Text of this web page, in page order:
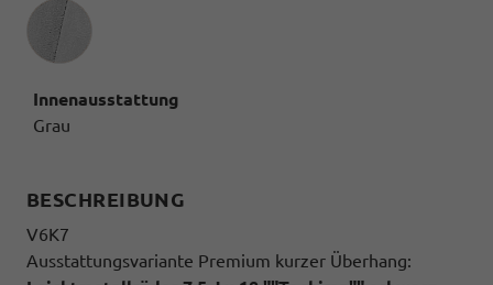
Innenausstattung
Innenausstattung
Grau
BESCHREIBUNG
V6K7
Ausstattungsvariante Premium kurzer Überhang: